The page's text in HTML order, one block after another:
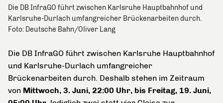
Die DB InfraGO führt zwischen Karlsruhe Hauptbahnhof und
Karlsruhe-Durlach umfangreicher Brückenarbeiten durch.
Foto: Deutsche Bahn/Oliver Lang
Die DB InfraGO führt zwischen Karlsruhe Hauptbahnhof
und Karlsruhe-Durlach umfangreicher
Brückenarbeiten durch. Deshalb stehen im Zeitraum
von Mittwoch, 3. Juni, 22:00 Uhr, bis Freitag, 19. Juni,